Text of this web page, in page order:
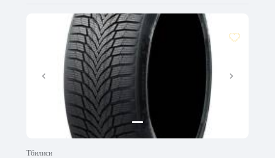
Тбилиси